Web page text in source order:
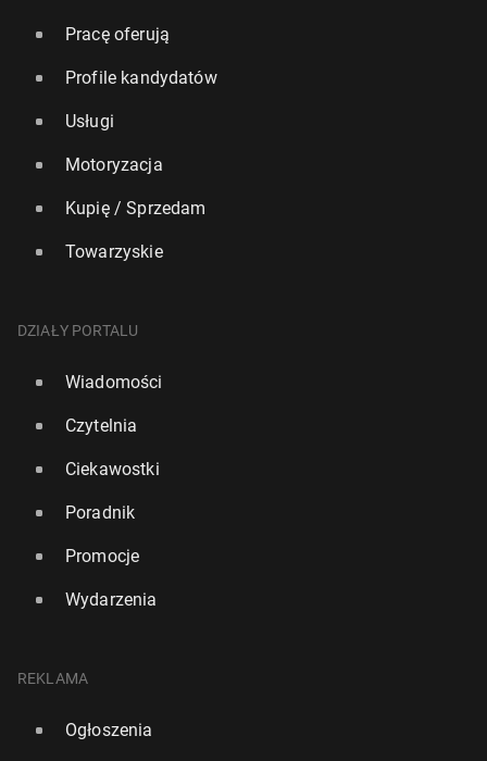
Pracę oferują
Profile kandydatów
Usługi
Motoryzacja
Kupię / Sprzedam
Towarzyskie
DZIAŁY PORTALU
Wiadomości
Czytelnia
Ciekawostki
Poradnik
Promocje
Wydarzenia
REKLAMA
Ogłoszenia